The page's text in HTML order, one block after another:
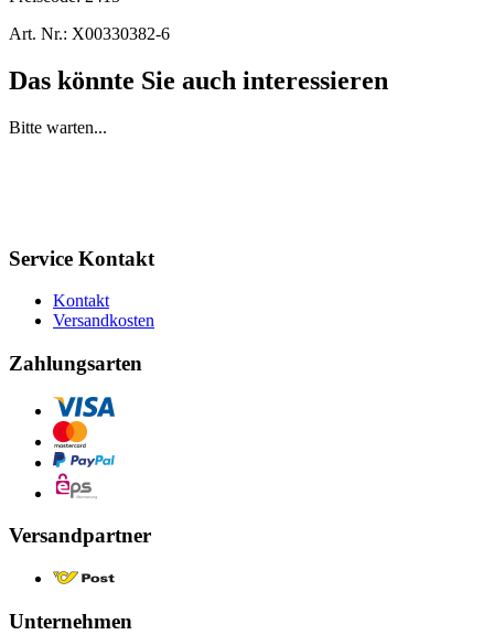
Art. Nr.: X00330382-6
Das könnte Sie auch interessieren
Bitte warten...
Service Kontakt
Kontakt
Versandkosten
Zahlungsarten
Versandpartner
Unternehmen